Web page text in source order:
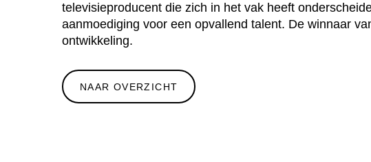
televisieproducent die zich in het vak heeft
aanmoediging voor een opvallend talent. De winnaar
ontwikkeling.
NAAR OVERZICHT